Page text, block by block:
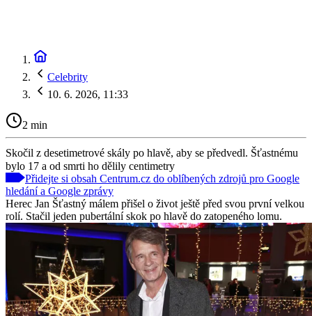
Celebrity
10. 6. 2026, 11:33
2 min
Skočil z desetimetrové skály po hlavě, aby se předvedl. Šťastnému
bylo 17 a od smrti ho dělily centimetry
Přidejte si obsah Centrum.cz do oblíbených zdrojů pro Google
hledání a Google zprávy
Herec Jan Šťastný málem přišel o život ještě před svou první velkou
rolí. Stačil jeden pubertální skok po hlavě do zatopeného lomu.